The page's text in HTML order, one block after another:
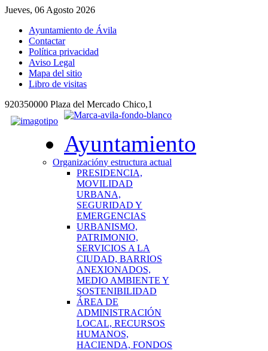
Jueves, 06 Agosto 2026
Ayuntamiento de Ávila
Contactar
Política privacidad
Aviso Legal
Mapa del sitio
Libro de visitas
920350000 Plaza del Mercado Chico,1
Ayuntamiento
Organizacióny estructura actual
PRESIDENCIA,
MOVILIDAD
URBANA,
SEGURIDAD Y
EMERGENCIAS
URBANISMO,
PATRIMONIO,
SERVICIOS A LA
CIUDAD, BARRIOS
ANEXIONADOS,
MEDIO AMBIENTE Y
SOSTENIBILIDAD
ÁREA DE
ADMINISTRACIÓN
LOCAL, RECURSOS
HUMANOS,
HACIENDA, FONDOS